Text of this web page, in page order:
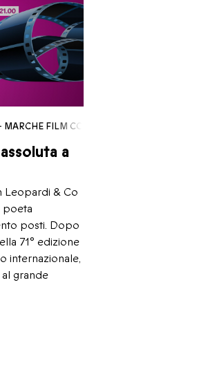
MARCHE FILM COMMISSION
a
Leopardi & Co
poeta
posti. Dopo
71° edizione
internazionale,
grande